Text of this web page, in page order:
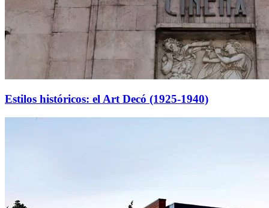
Estilos históricos: el Art Decó (1925-1940)